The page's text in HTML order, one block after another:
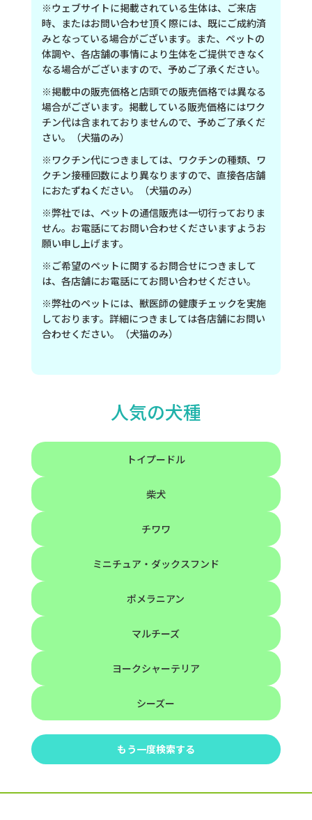
※ウェブサイトに掲載されている生体は、ご来店
時、またはお問い合わせ頂く際には、既にご成約済
みとなっている場合がございます。また、ペットの
体調や、各店舗の事情により生体をご提供できなく
なる場合がございますので、予めご了承ください。
※掲載中の販売価格と店頭での販売価格では異なる
場合がございます。掲載している販売価格にはワク
チン代は含まれておりませんので、予めご了承くだ
さい。（犬猫のみ）
※ワクチン代につきましては、ワクチンの種類、ワ
クチン接種回数により異なりますので、直接各店舗
におたずねください。（犬猫のみ）
※弊社では、ペットの通信販売は一切行っておりま
せん。お電話にてお問い合わせくださいますようお
願い申し上げます。
※ご希望のペットに関するお問合せにつきまして
は、各店舗にお電話にてお問い合わせください。
※弊社のペットには、獣医師の健康チェックを実施
しております。詳細につきましては各店舗にお問い
合わせください。（犬猫のみ）
人気の犬種
トイプードル
柴犬
チワワ
ミニチュア・ダックスフンド
ポメラニアン
マルチーズ
ヨークシャーテリア
シーズー
もう一度検索する